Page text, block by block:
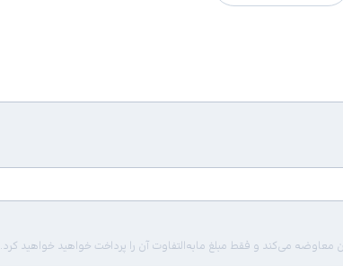
می‌کند و فقط مبلغ مابه‌التفاوت آن را پرداخت خواهید خواهید کرد.